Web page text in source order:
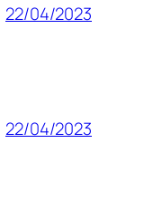
22/04/2023
22/04/2023